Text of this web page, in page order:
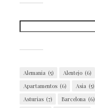
Alemania (5) Alentejo (6)
Apartamentos (6) Asia (5)
Asturias (7) Barcelona (6)